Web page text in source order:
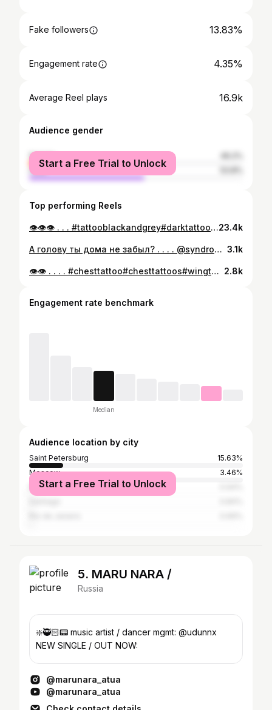
Fake followers 13.83%
Engagement rate 4.35%
Average Reel plays 16.9k
Audience gender
female
male
Start a Free Trial to Unlock
Top performing Reels
👁️👁️👁️ . . . #tattooblackandgrey#darktattoo#татуспб#blacktattooart#dotworktattoos#inkartist#tattoosketch23.4k
А голову ты дома не забыл? . . . . @syndrometattooshop #medievaltattoo#legtattoo#knighttattoo#medievalart#blackinkcrew#tattooinked#blacktattooart#thedarkestwork#a_drop_of_black#darkartist#btattooing#gothicart#gothictattoo#татупитер#татумосква#darksurrealism#whipshading#graphicart#graphicartist 3.1k
👁👁 . . . . #chesttattoo#chesttattoos#wingtattoo#warriortattoo#characterdesign#darktattoo#darkartwork#onlythedarkest#a_drop_of_black#thedarkestwork#inkpplcom#onlyblackart#татумосква#татупитер#татуспб#blackandgreytattoos#geektattoo#blacktattoos#darkartist#whipshading 2.8k
Engagement rate benchmark
Median
Audience location by city
Saint Petersburg
15.63%
Moscow
3.46%
Mexico City
Start a Free Trial to Unlock
5. MARU NARA /
Russia
❇️🥷🏻📟 music artist / dancer mgmt: @udunnx
NEW SINGLE / OUT NOW:
@marunara_atua
@marunara_atua